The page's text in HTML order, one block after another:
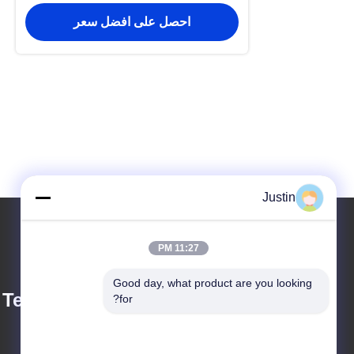
احصل على افضل سعر
Co.Ltd
Justin
11:27 PM
Good day, what product are you looking
for?